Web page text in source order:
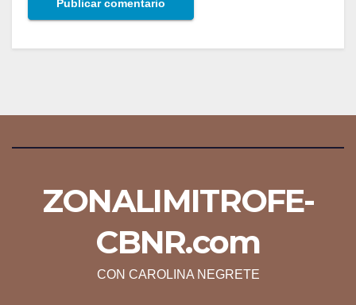
ZONALIMITROFE-
CBNR.com
CON CAROLINA NEGRETE